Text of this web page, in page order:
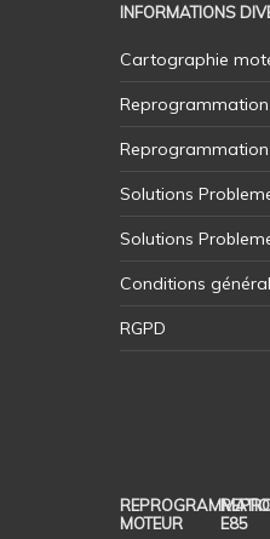
INFORMATIONS
Cartographie
Solutions
Solutions
Conditions
RGPD
MOTEUR
E85